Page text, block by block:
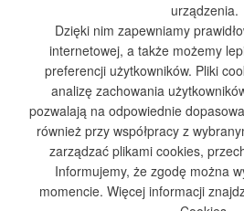
BHP-PROPER
SPÓŁKA
NIP 676 251
REGON
Ważne: Używamy cookies i
Szczegóły znajdziesz wPolityce
Cookies.
urządzenia.
Dzięki nim zapewniamy
internetowej, a także możemy
preferencji użytkowników. Pliki
analizę zachowania
pozwalają na odpowiednie
również przy współpracy z
zarządzać plikami cookies,
Informujemy, że zgodę można
momencie. Więcej informacji